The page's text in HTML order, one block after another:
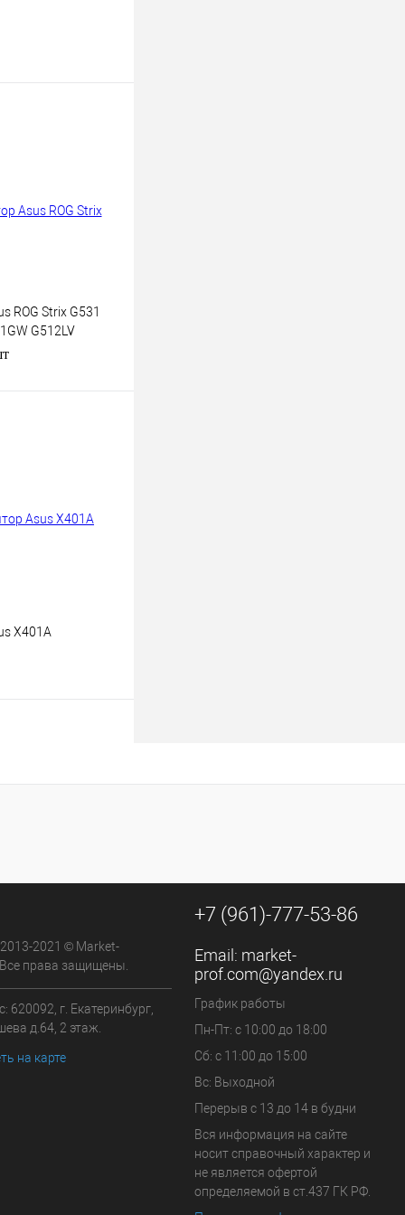
ROG Strix G531
G512LV
наличии
X401A
2021 © Market-
права защищены.
620092, г. Екатеринбург,
д.64, 2 этаж.
на карте
+7 (961)-777-53-86
Email: market-
prof.com@yandex.ru
График работы
Пн-Пт: с 10:00 до 18:00
Сб: с 11:00 до 15:00
Вс: Выходной
Перерыв с 13 до 14 в будни
Вся информация на сайте
носит справочный характер и
не является офертой
определяемой в ст.437 ГК РФ.